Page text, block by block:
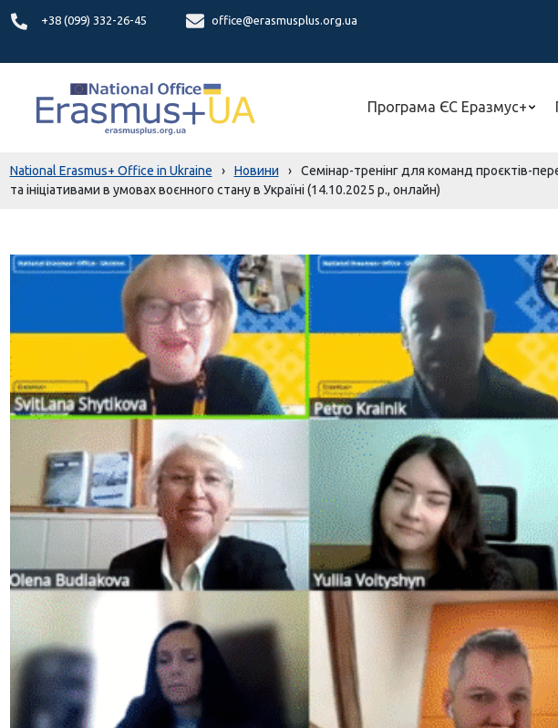
+38 (099) 332-26-45
office@erasmusplus.org.ua
Програма ЄС Еразмус+
National Erasmus+ Office in Ukraine › Новини ›
Семінар-тренінг для команд проєктів-
та ініціативами в умовах воєнного стану в Україні (14.10.2025 р., онлайн)